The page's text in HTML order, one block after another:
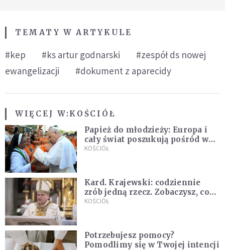
TEMATY W ARTYKULE
#kep #ks artur godnarski
#zespół ds nowej
ewangelizacji
#dokument z aparecidy
WIĘCEJ W:KOŚCIÓŁ
Papież do młodzieży: Europa i
cały świat poszukują pośród was
nowych świętych
KOŚCIÓŁ
Kard. Krajewski: codziennie
zrób jedną rzecz. Zobaczysz, co
stanie się z twoim życiem
KOŚCIÓŁ
Potrzebujesz pomocy?
Pomodlimy się w Twojej intencji